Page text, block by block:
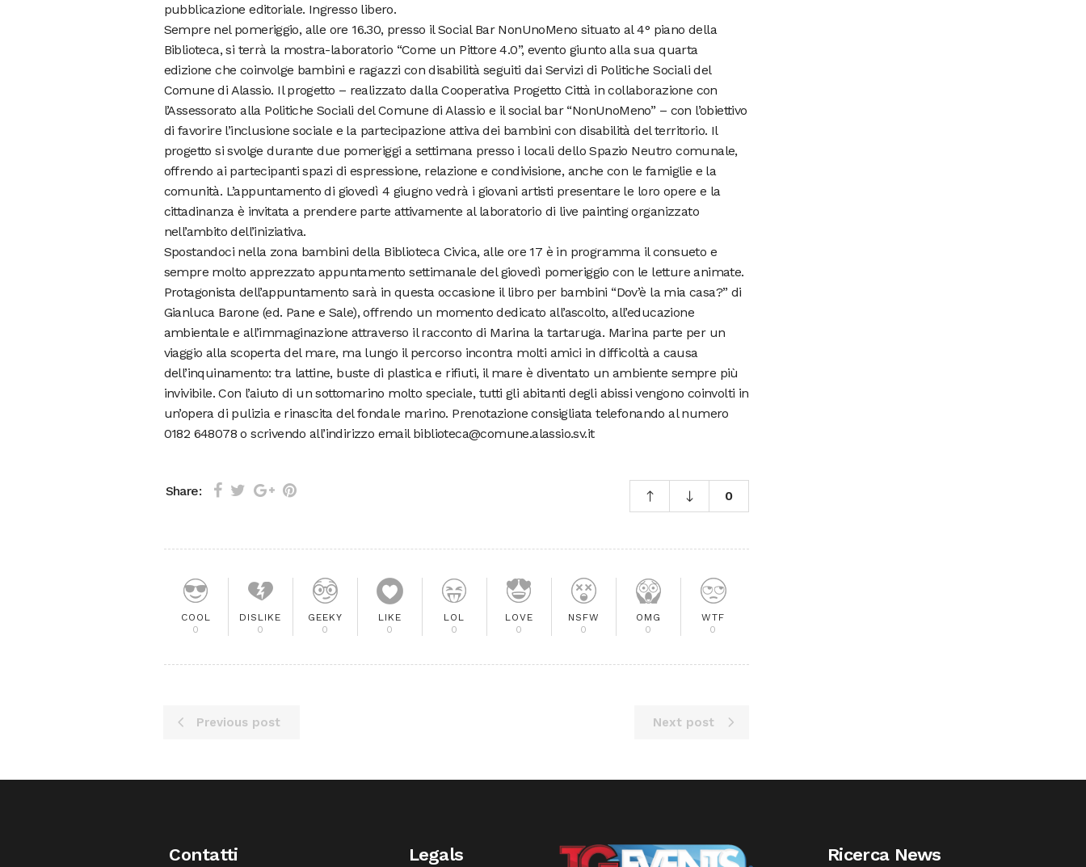
pubblicazione editoriale. Ingresso libero.
Sempre nel pomeriggio, alle ore 16.30, presso il Social Bar NonUnoMeno situato al 4° piano della
Biblioteca, si terrà la mostra-laboratorio “Come un Pittore 4.0”, evento giunto alla sua quarta
edizione che coinvolge bambini e ragazzi con disabilità seguiti dai Servizi di Politiche Sociali del
Comune di Alassio. Il progetto – realizzato dalla Cooperativa Progetto Città in collaborazione con
l’Assessorato alla Politiche Sociali del Comune di Alassio e il social bar “NonUnoMeno” – con l’obiettivo
di favorire l’inclusione sociale e la partecipazione attiva dei bambini con disabilità del territorio. Il
progetto si svolge durante due pomeriggi a settimana presso i locali dello Spazio Neutro comunale,
offrendo ai partecipanti spazi di espressione, relazione e condivisione, anche con le famiglie e la
comunità. L’appuntamento di giovedì 4 giugno vedrà i giovani artisti presentare le loro opere e la
cittadinanza è invitata a prendere parte attivamente al laboratorio di live painting organizzato
nell’ambito dell’iniziativa.
Spostandoci nella zona bambini della Biblioteca Civica, alle ore 17 è in programma il consueto e
sempre molto apprezzato appuntamento settimanale del giovedì pomeriggio con le letture animate.
Protagonista dell’appuntamento sarà in questa occasione il libro per bambini “Dov’è la mia casa?” di
Gianluca Barone (ed. Pane e Sale), offrendo un momento dedicato all’ascolto, all’educazione
ambientale e all’immaginazione attraverso il racconto di Marina la tartaruga. Marina parte per un
viaggio alla scoperta del mare, ma lungo il percorso incontra molti amici in difficoltà a causa
dell’inquinamento: tra lattine, buste di plastica e rifiuti, il mare è diventato un ambiente sempre più
invivibile. Con l’aiuto di un sottomarino molto speciale, tutti gli abitanti degli abissi vengono coinvolti in
un’opera di pulizia e rinascita del fondale marino. Prenotazione consigliata telefonando al numero
0182 648078 o scrivendo all’indirizzo email biblioteca@comune.alassio.sv.it
Share: 0
COOL
0
DISLIKE
0
GEEKY
0
LIKE
0
LOL
0
LOVE
0
NSFW
0
OMG
0
WTF
0
Previous post Next post
Contatti Legals Ricerca News